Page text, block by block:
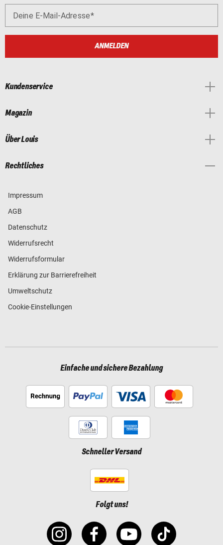
Deine E-Mail-Adresse
ANMELDEN
Kundenservice
Magazin
Über Louis
Rechtliches
Impressum
AGB
Datenschutz
Widerrufsrecht
Widerrufsformular
Erklärung zur Barrierefreiheit
Umweltschutz
Cookie-Einstellungen
Einfache und sichere Bezahlung
Schneller Versand
Folgt uns!